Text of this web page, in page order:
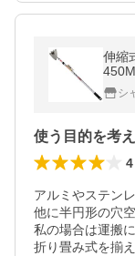
伸縮
シ
使う目的を考え
4
アルミやステン
他に半円形の穴
私の場合は運搬
折り畳み式を揃